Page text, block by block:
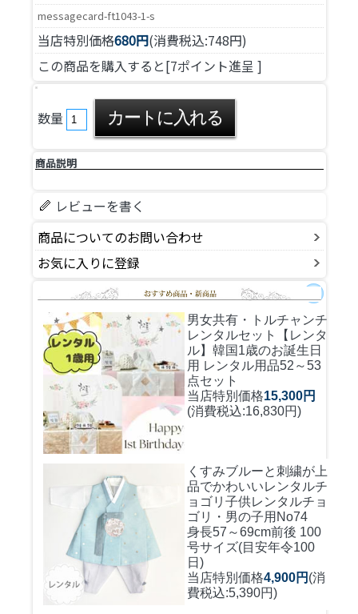
messagecard-ft1043-1-s
当店特別価格680円(消費税込:748円)
この商品を購入すると[7ポイント進呈 ]
数量
商品説明
レビューを書く
商品についてのお問い合わせ
お気に入りに登録
男女共有・トルチャンチ
レンタルセット
【レンタ
ル】韓国1歳のお誕生日
用 レンタル用品52～53
点セット
当店特別価格15,300円
(消費税込:16,830円)
くすみブルーと刺繍が上
品でかわいいレンタルチ
ョゴリ 子供レンタルチョ
ゴリ・男の子用No74
身長57～69cm前後 100
号サイズ(目安年令100
日)
当店特別価格4,900円 (消
費税込:5,390円)